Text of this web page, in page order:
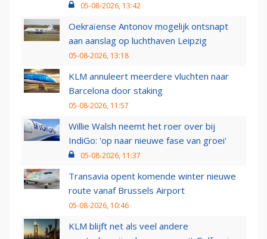
05-08-2026, 13:42
Oekraïense Antonov mogelijk ontsnapt
aan aanslag op luchthaven Leipzig
05-08-2026, 13:18
KLM annuleert meerdere vluchten naar
Barcelona door staking
05-08-2026, 11:57
Willie Walsh neemt het roer over bij
IndiGo: 'op naar nieuwe fase van groei'
05-08-2026, 11:37
Transavia opent komende winter nieuwe
route vanaf Brussels Airport
05-08-2026, 10:46
KLM blijft net als veel andere